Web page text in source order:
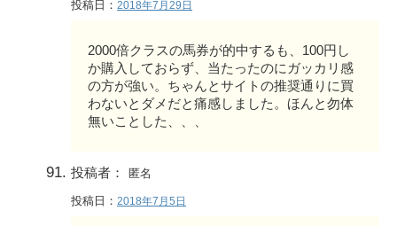
投稿日： 2018年7月29日
2000倍クラスの馬券が的中するも、100円し
か購入しておらず、当たったのにガッカリ感
の方が強い。ちゃんとサイトの推奨通りに買
わないとダメだと痛感しました。ほんと勿体
無いことした、、、
投稿者： 匿名
投稿日： 2018年7月5日